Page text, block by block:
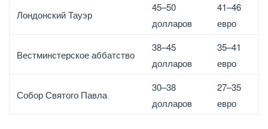
Лондонский Тауэр
45–50
долларов
41–46
евро
Вестминстерское аббатство
38–45
долларов
35–41
евро
Собор Святого Павла
30–38
долларов
27–35
евро